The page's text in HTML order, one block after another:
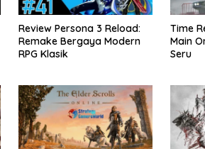
Review Persona 3 Reload:
Remake Bergaya Modern
RPG Klasik
Time
Main
Seru